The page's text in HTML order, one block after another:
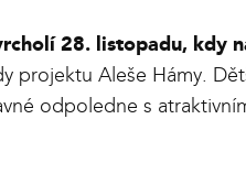
28. listopadu, kdy
projektu Aleše Hámy.
odpoledne s